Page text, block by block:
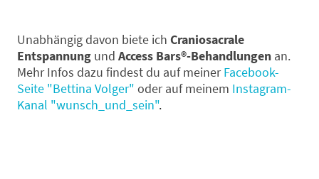
Unabhängig davon biete ich Craniosacrale
Entspannung und Access Bars®-Behandlungen an.
Mehr Infos dazu findest du auf meinerFacebook-
Seite "Bettina Volger" oder auf meinem Instagram-
Kanal "wunsch_und_sein".